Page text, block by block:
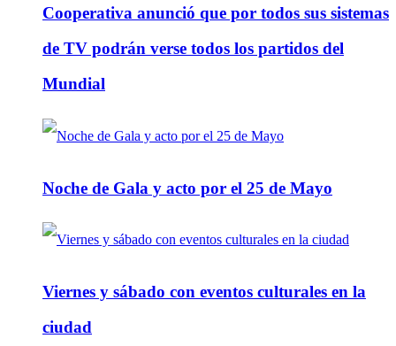
Cooperativa anunció que por todos sus sistemas
de TV podrán verse todos los partidos del
Mundial
Noche de Gala y acto por el 25 de Mayo
Viernes y sábado con eventos culturales en la
ciudad